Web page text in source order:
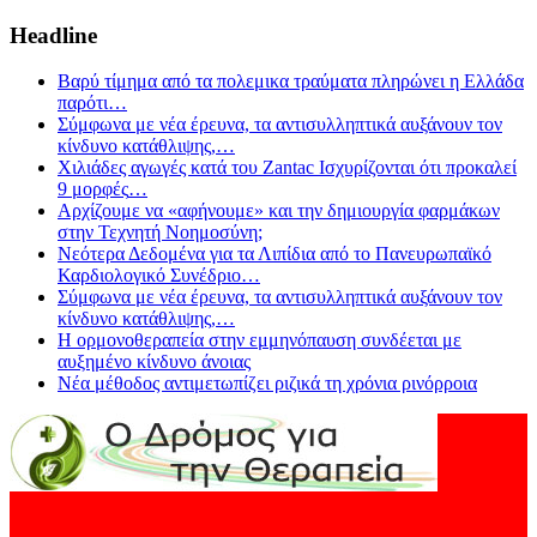
Headline
Βαρύ τίμημα από τα πολεμικα τραύματα πληρώνει η Ελλάδα
παρότι…
Σύμφωνα με νέα έρευνα, τα αντισυλληπτικά αυξάνουν τον
κίνδυνο κατάθλιψης,…
Χιλιάδες αγωγές κατά του Zantac Ισχυρίζονται ότι προκαλεί
9 μορφές…
Αρχίζουμε να «αφήνουμε» και την δημιουργία φαρμάκων
στην Τεχνητή Νοημοσύνη;
Νεότερα Δεδομένα για τα Λιπίδια από το Πανευρωπαϊκό
Καρδιολογικό Συνέδριο…
Σύμφωνα με νέα έρευνα, τα αντισυλληπτικά αυξάνουν τον
κίνδυνο κατάθλιψης,…
Η ορμονοθεραπεία στην εμμηνόπαυση συνδέεται με
αυξημένο κίνδυνο άνοιας
Νέα μέθοδος αντιμετωπίζει ριζικά τη χρόνια ρινόρροια